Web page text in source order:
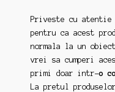
Priveste cu
pentru ca acest
normala la un obiect
vrei sa cumperi
primi doar intr-o
La pretul